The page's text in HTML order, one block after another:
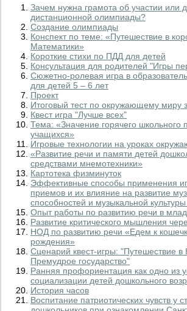
Зачем нужна грамота об участии или
дистанционной олимпиады?
Создание олимпиады
Конспект по теме: «Путешествие в
Математики»
Короткие стихи по ПДД для детей
Консультация для родителей "Игры
Сюжетно-ролевая игра в
для детей 5 – 6 лет
Проект
Итоговый тест по окружающему миру
Квест игра "Лучше всех"
Тема: «Значение горячего школьного
учащихся»
Игровые технологии на уроках
«Развитие речи и памяти детей
средствами мнемотехники»
Картотека физминуток
Эффективные способы применения
приемов и их влияние на развитие
способностей и музыкальной
Опыт работы по развитию речи в
Развитие критического мышления
НОД по развитию речи «Едем к
рождения»
Сценарий квест-игры: "Путешествие в
Премудрое государство"
Ранняя профориентация как одно из
социализации детей дошкольного
История часов
Воспитание патриотических чувств у